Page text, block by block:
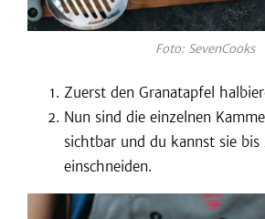
Foto: SevenCooks
Zuerst den Granatapfel
Nun sind die einzelnen
sichtbar und du kannst sie bis
einschneiden.